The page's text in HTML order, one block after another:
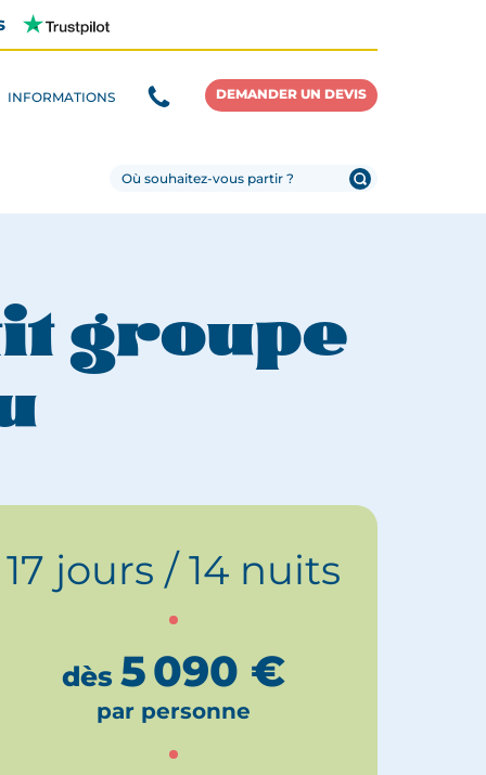
INFORMATIONS DEMANDER UN DEVIS
groupe
17 jours / 14 nuits
dès5 090 €
par personne